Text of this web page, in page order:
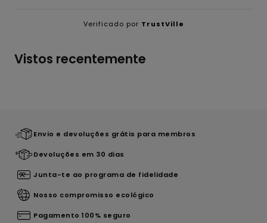
Verificado por TrustVille
Vistos recentemente
Envio e devoluções grátis para membros
Devoluções em 30 dias
Junta-te ao programa de fidelidade
Nosso compromisso ecológico
Pagamento 100% seguro